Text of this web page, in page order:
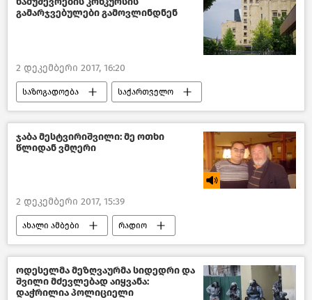
გამარჯვებულები გამოვლინდნენ
2 დეკემბერი 2017, 16:20
საზოგადოება საქართველო
ჯაბა მესტვირიშვილი: მე ოთხი
წლიდან ვმღერი
2 დეკემბერი 2017, 15:39
ახალი ამბები რადიო
საქართველო
ოდესელმა მეზღვაურმა სიდედრი და
შვილი მძევლებად აიყვანა:
დაჭრილია პოლიციელი